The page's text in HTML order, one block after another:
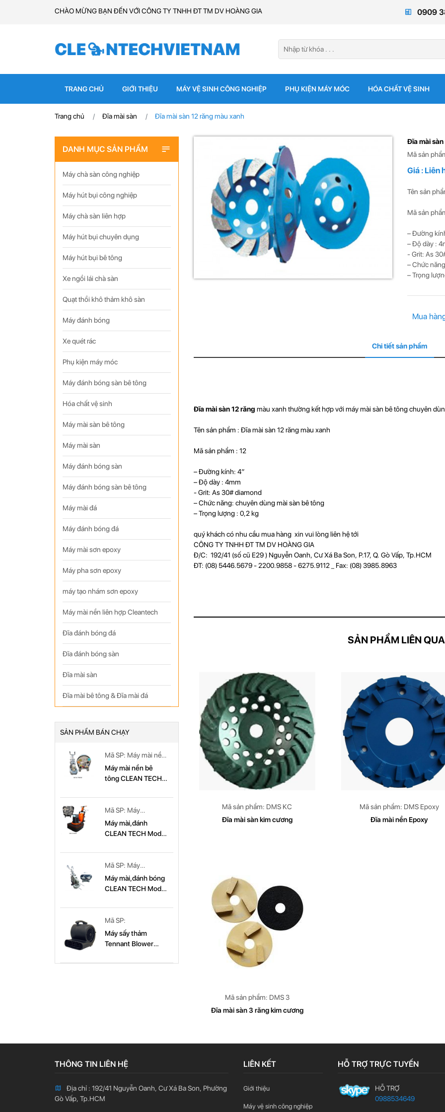
CHÀO MỪNG BẠN ĐẾN VỚI CÔNG TY TNHH ĐT TM DV HOÀNG GIA 0909
TRANG CHỦ GIỚI THIỆU MÁY VỆ SINH CÔNG NGHIỆP PHỤ KIỆN MÁY MÓC HÓA CHẤT VỆ SINH
Trang chủ Đĩa mài sàn Đĩa mài sàn 12 răng màu xanh
DANH MỤC SẢN PHẨM
Máy chà sàn công nghiệp
Máy hút bụi công nghiệp
Máy chà sàn liên hợp
Máy hút bụi chuyên dụng
Máy hút bụi bê tông
Xe ngồi lái chà sàn
Quạt thồi khô thảm khô sàn
Máy đánh bóng
Xe quét rác
Phụ kiện máy móc
Máy đánh bóng sàn bê tông
Hóa chất vệ sinh
Máy mài sàn bê tông
Máy mài sàn
Máy đánh bóng sàn
Máy đánh bóng sàn bê tông
Máy mài đá
Máy đánh bóng đá
Máy mài sơn epoxy
Máy pha sơn epoxy
máy tạo nhám sơn epoxy
Máy mài nền liên hợp Cleantech
Đĩa đánh bóng đá
Đĩa đánh bóng sàn
Đĩa mài sàn
Đĩa mài bê tông & Đĩa mài đá
SẢN PHẨM BÁN CHẠY
Mã SP: Máy mài nền
bê tông CLEAN
TECH Model: CT
Máy mài nền bê
tông CLEAN TECH
Mã SP: Máy
mài,đánh CLEAN
TECH Model: CT
Máy mài,đánh
CLEAN TECH Model
Mã SP: Máy
mài,đánh bóng
CLEAN TECH Model:
Máy mài,đánh bóng
CLEAN TECH Model
Mã SP:
Máy sấy thảm
Tennant Blower
Đĩa mài
Mã sản
Giá : Liên
Tên sản
Mã sản
– Đường
– Độ dày :
- Grit: As
– Chức
– Trọng
Mua
Chi tiết sản phẩm
Đĩa mài sàn 12 răng màu xanh thường kết hợp với máy mài sàn bê tông chuyên
Tên sản phẩm : Đĩa mài sàn 12 răng màu xanh
Mã sản phẩm : 12
– Đường kính: 4″
– Độ dày : 4mm
- Grit: As 30# diamond
– Chức năng: chuyên dùng mài sàn bê tông
– Trọng lượng : 0,2 kg
quý khách có nhu cầu mua hàng xin vui lòng liên hệ tới
CÔNG TY TNHH ĐT TM DV HOÀNG GIA
Đ/C: 192/41 (số cũ E29 ) Nguyễn Oanh, Cư Xá Ba Son, P.17, Q. Gò Vấp, Tp.HCM
ĐT: (08) 5446.5679 - 2200.9858 - 6275.9112 _ Fax: (08) 3985.8963
SẢN PHẨM LIÊN
Mã sản phẩm: DMS KC
Đĩa mài sàn kim cương
Mã sản phẩm: DMS Epoxy
Đĩa mài nền Epoxy
Mã sản phẩm: DMS 3
Đĩa mài sàn 3 răng kim cương
THÔNG TIN LIÊN HỆ
Địa chỉ : 192/41 Nguyễn Oanh, Cư Xá Ba Son, Phường
Gò Vấp, Tp.HCM
LIÊN KẾT
Giới thiệu
Máy vệ sinh công nghiệp
HỖ TRỢ TRỰC TUYẾN
HỖ TRỢ
0988534649